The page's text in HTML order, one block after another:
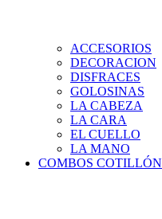
ACCESORIOS
DECORACION
DISFRACES
GOLOSINAS
LA CABEZA
LA CARA
EL CUELLO
LA MANO
COMBOS COTILLÓN